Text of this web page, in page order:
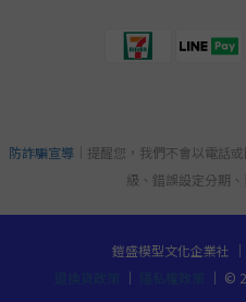
防詐騙宣導 ｜提醒您，我們不會以電話
級、錯誤設定分期
鎧盛模型文化企業社
｜ ｜ ©